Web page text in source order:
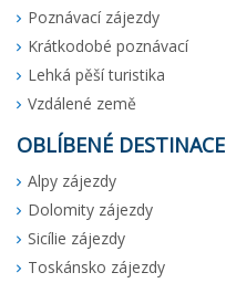
Poznávací zájezdy
Krátkodobé poznávací
Lehká pěší turistika
Vzdálené země
OBLÍBENÉ DESTINACE
Alpy zájezdy
Dolomity zájezdy
Sicílie zájezdy
Toskánsko zájezdy